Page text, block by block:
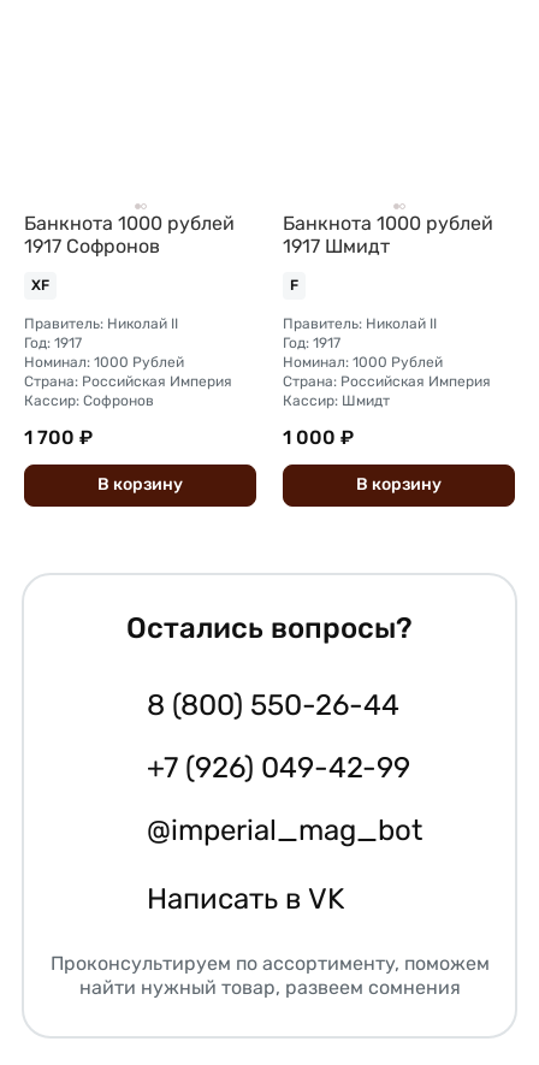
Банкнота 1000 рублей
1917 Софронов
XF
Правитель: Николай II
Год: 1917
Номинал: 1000 Рублей
Страна: Российская Империя
Кассир: Софронов
1 700 ₽
В корзину
Банкнота 1000 рублей
1917 Шмидт
F
Правитель: Николай II
Год: 1917
Номинал: 1000 Рублей
Страна: Российская Империя
Кассир: Шмидт
1 000 ₽
В корзину
Остались вопросы?
8 (800) 550-26-44
+7 (926) 049-42-99
@imperial_mag_bot
Написать в VK
Проконсультируем по ассортименту, поможем
найти нужный товар, развеем сомнения